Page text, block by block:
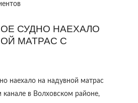
СУДНО НАЕХАЛО
МАТРАС С
наехало на надувной матрас
канале в Волховском районе,